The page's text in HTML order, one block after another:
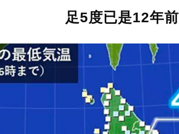
足5度已是12年前